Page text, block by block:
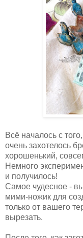
Всё началось с
очень захотелось
хорошенький,
Немного
и получилось!
Самое чудесное -
мими-ножик для
только от вашего
вырезать.